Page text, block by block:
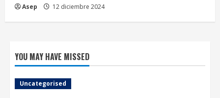
Asep 12 diciembre 2024
YOU MAY HAVE MISSED
Uncategorised